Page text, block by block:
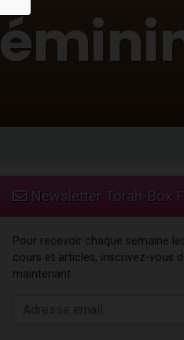
Newsletter Torah-Box
Pour recevoir chaque semaine
cours et articles, inscrivez-vous
maintenant :